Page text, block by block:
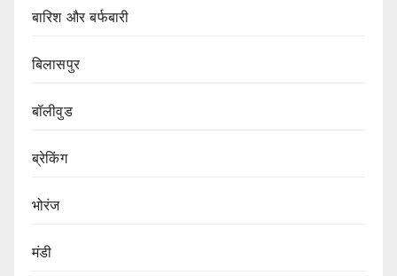
बारिश और बर्फबारी
बिलासपुर
बॉलीवुड
ब्रेकिंग
भोरंज
मंडी